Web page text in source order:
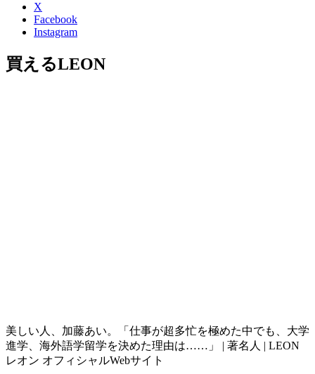
X
Facebook
Instagram
買えるLEON
美しい人、加藤あい。「仕事が超多忙を極めた中でも、大学
進学、海外語学留学を決めた理由は……」 | 著名人 | LEON
レオン オフィシャルWebサイト